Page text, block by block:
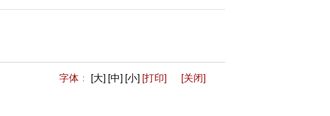
字体 ： [大] [中] [小] [打印] [关闭]